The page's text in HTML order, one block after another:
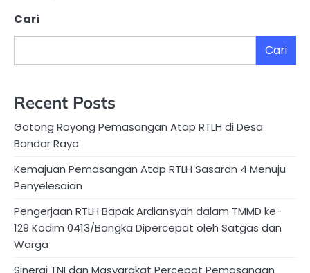
Cari
Cari
Recent Posts
Gotong Royong Pemasangan Atap RTLH di Desa
Bandar Raya
Kemajuan Pemasangan Atap RTLH Sasaran 4 Menuju
Penyelesaian
Pengerjaan RTLH Bapak Ardiansyah dalam TMMD ke-
129 Kodim 0413/Bangka Dipercepat oleh Satgas dan
Warga
Sinergi TNI dan Masyarakat Percepat Pemasangan